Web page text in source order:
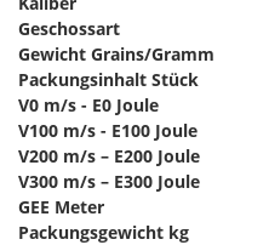
Geschossart
Gewicht Grains/Gramm
Packungsinhalt Stück
V0 m/s - E0 Joule
V100 m/s - E100 Joule
V200 m/s – E200 Joule
V300 m/s – E300 Joule
GEE Meter
Packungsgewicht kg